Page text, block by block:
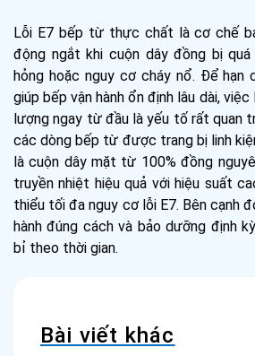
Lỗi E7 bếp từ thực chất là cơ chế
động ngắt khi cuộn dây đồng bị
hỏng hoặc nguy cơ cháy nổ. Để hạn
giúp bếp vận hành ổn định lâu dài,
lượng ngay từ đầu là yếu tố rất quan
các dòng bếp từ được trang bị linh
là cuộn dây mặt từ 100% đồng
truyền nhiệt hiệu quả với hiệu suất
thiểu tối đa nguy cơ lỗi E7. Bên cạnh
hành đúng cách và bảo dưỡng định
bỉ theo thời gian.
Bài viết khác